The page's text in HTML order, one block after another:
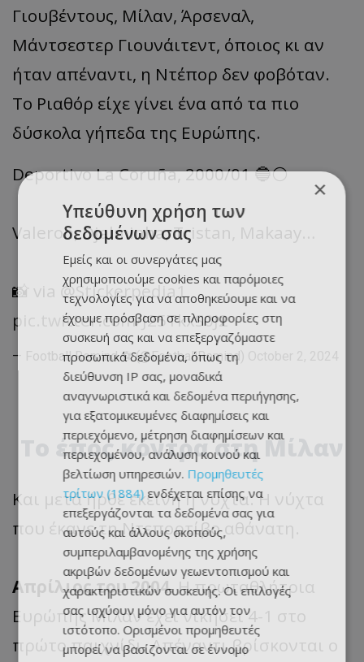
Γιουβέντους, Μίλαν, Άρσεναλ,
Μάντσεστερ Γιουνάιτεντ, όποιος κι αν
ήταν απέναντι, η Ντέπορ δεν φοβόταν.
Το Ριαθόρ είχε γίνει ένα από τα πιο
δύσκολα γήπεδα της Ευρώπης.
Deportivo La Coruña, 2000/01 🔵⚪️
Valeron, Djalminha, Tristan, Makaay…
📸 via @Stickerpedia1
pic.twitter.com/J25TkxS0J2
— Football Remind ⚽️ (@FootballRemind)
Το έπος κόντρα στη Μίλαν
Και μετά ήρθε εκείνη η νύχτα. Η νύχτα
που έκανε τη Ντεπορτίβο αθάνατη.
Απρίλιος του 2004.Η πρωταθλήτρια
Ευρώπης Μίλαν έχει νικήσει 4-1 στο
πρώτο παιχνίδι. Απέναντι βρίσκονται ο
×
Υπεύθυνη χρήση των
δεδομένων σας
Εμείς και οι συνεργάτες μας
χρησιμοποιούμε cookies και παρόμοιες
τεχνολογίες για να αποθηκεύουμε και να
έχουμε πρόσβαση σε πληροφορίες στη
συσκευή σας και να επεξεργαζόμαστε
προσωπικά δεδομένα, όπως τη
διεύθυνση IP σας, μοναδικά
αναγνωριστικά και δεδομένα περιήγησης,
για εξατομικευμένες διαφημίσεις και
περιεχόμενο, μέτρηση διαφημίσεων και
περιεχομένου, ανάλυση κοινού και
βελτίωση υπηρεσιών. Προμηθευτές
τρίτων (1884)ενδέχεται επίσης να
επεξεργάζονται τα δεδομένα σας για
αυτούς και άλλους σκοπούς,
συμπεριλαμβανομένης της χρήσης
ακριβών δεδομένων γεωεντοπισμού και
χαρακτηριστικών συσκευής. Οι επιλογές
σας ισχύουν μόνο για αυτόν τον
ιστότοπο. Ορισμένοι προμηθευτές
μπορεί να βασίζονται σε έννομο